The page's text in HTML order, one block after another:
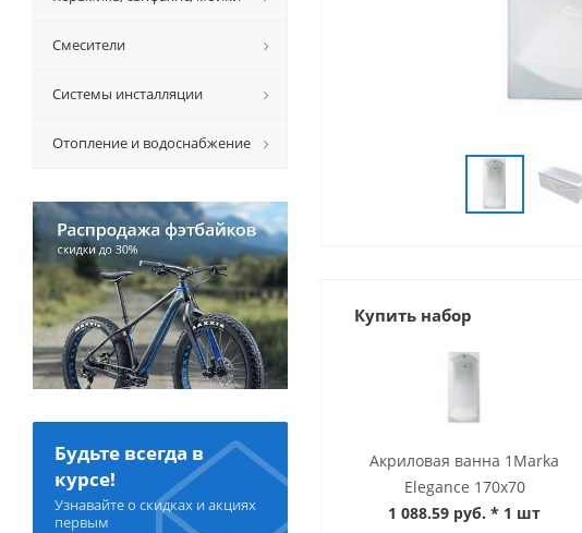
Купить набор
Акриловая ванна 1Marka
Elegance 170x70
1 088.59 руб. * 1 шт
Смесители
Системы инсталляции
Отопление и водоснабжение
Будьте всегда в
курсе!
Узнавайте о скидках и акциях
первым